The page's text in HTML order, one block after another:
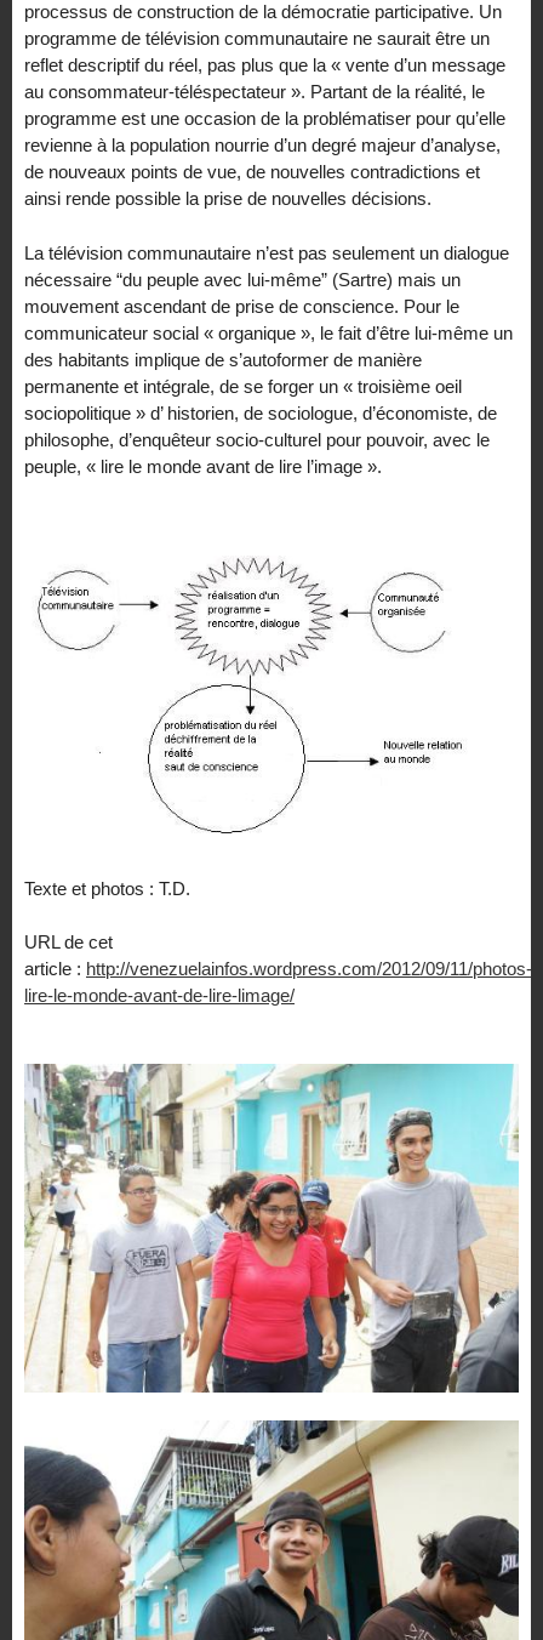
processus de construction de la démocratie participative. Un
programme de télévision communautaire ne saurait être un
reflet descriptif du réel, pas plus que la « vente d’un message
au consommateur-téléspectateur ». Partant de la réalité, le
programme est une occasion de la problématiser pour qu’elle
revienne à la population nourrie d’un degré majeur d’analyse,
de nouveaux points de vue, de nouvelles contradictions et
ainsi rende possible la prise de nouvelles décisions.
La télévision communautaire n’est pas seulement un dialogue
nécessaire “du peuple avec lui-même” (Sartre) mais un
mouvement ascendant de prise de conscience. Pour le
communicateur social « organique », le fait d’être lui-même un
des habitants implique de s’autoformer de manière
permanente et intégrale, de se forger un « troisième oeil
sociopolitique » d’ historien, de sociologue, d’économiste, de
philosophe, d’enquêteur socio-culturel pour pouvoir, avec le
peuple, « lire le monde avant de lire l’image ».
Texte et photos : T.D.
URL de cet
article : http://venezuelainfos.wordpress.com/2012/09/11/photos-
lire-le-monde-avant-de-lire-limage/